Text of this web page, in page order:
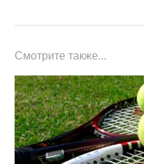
Смотрите также...